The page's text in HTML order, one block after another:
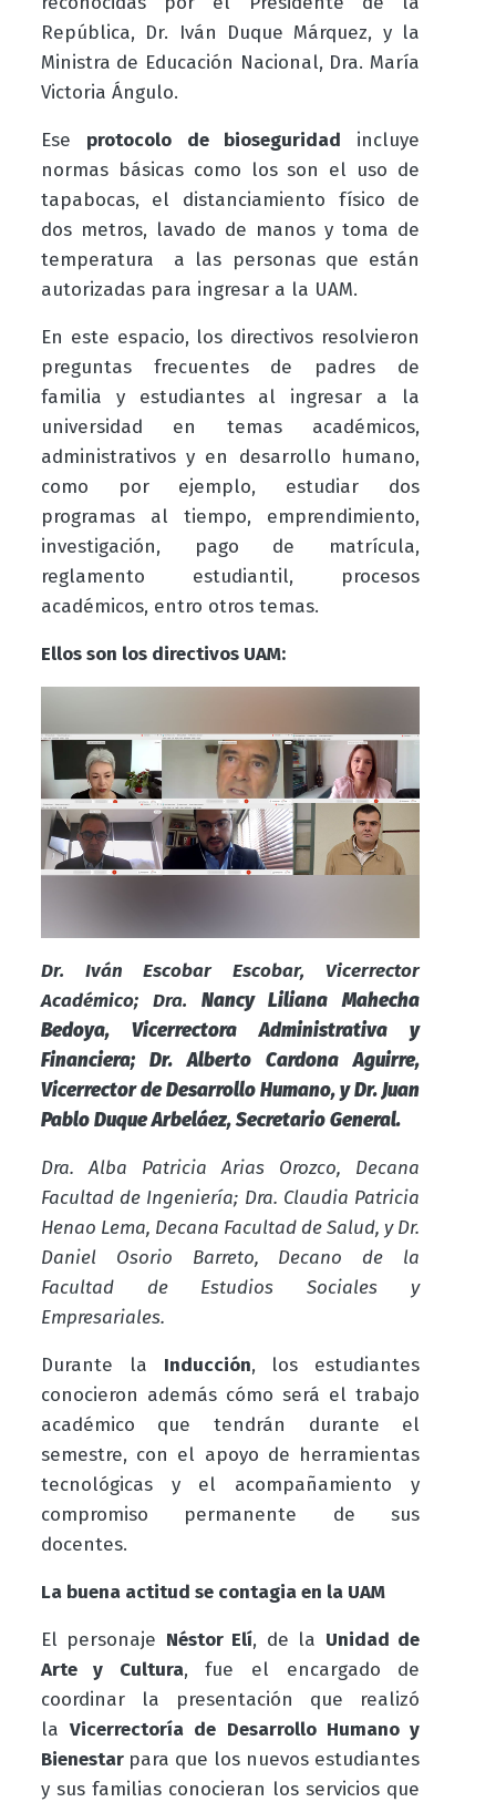
República, Dr. Iván Duque Márquez, y la
Ministra de Educación Nacional, Dra. María
Victoria Ángulo.
Ese protocolo de bioseguridad incluye
normas básicas como los son el uso de
tapabocas, el distanciamiento físico de
dos metros, lavado de manos y toma de
temperatura a las personas que están
autorizadas para ingresar a la UAM.
En este espacio, los directivos resolvieron
preguntas frecuentes de padres de
familia y estudiantes al ingresar a la
universidad en temas académicos,
administrativos y en desarrollo humano,
como por ejemplo, estudiar dos
programas al tiempo, emprendimiento,
investigación, pago de matrícula,
reglamento estudiantil, procesos
académicos, entro otros temas.
Ellos son los directivos UAM:
Dr. Iván Escobar Escobar, Vicerrector
Académico; Dra.
Nancy Liliana Mahecha
Bedoya, Vicerrectora Administrativa y
Financiera; Dr. Alberto Cardona Aguirre,
Vicerrector de Desarrollo Humano, y Dr. Juan
Pablo Duque Arbeláez, Secretario General.
Dra. Alba Patricia Arias Orozco, Decana
Facultad de Ingeniería; Dra. Claudia Patricia
Henao Lema, Decana Facultad de Salud, y Dr.
Daniel Osorio Barreto, Decano de la
Facultad de Estudios Sociales y
Empresariales.
Durante la Inducción, los estudiantes
conocieron además cómo será el trabajo
académico que tendrán durante el
semestre, con el apoyo de herramientas
tecnológicas y el acompañamiento y
compromiso permanente de sus
docentes.
La buena actitud se contagia en la UAM
El personaje Néstor Elí, de la Unidad de
Arte y Cultura, fue el encargado de
coordinar la presentación que realizó
laVicerrectoría de Desarrollo Humano y
Bienestar para que los nuevos estudiantes
y sus familias conocieran los servicios que